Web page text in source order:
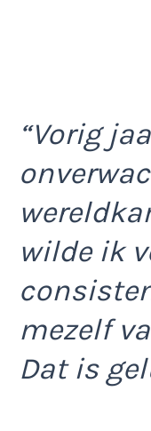
“Vorig
wilde ik
mezelf
Dat is